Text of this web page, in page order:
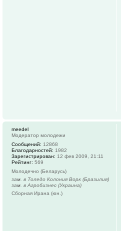
meedel
Модератор молодежи
Сообщений: 12868
Благодарностей: 1982
Зарегистрирован: 12 фев 2009, 21:11
Рейтинг: 569
Молодечно (Беларусь)
зам. в Толедо Колония Ворк (Бразилия)
зам. в Агробизнес (Украина)
Сборная Ирана (юн.)